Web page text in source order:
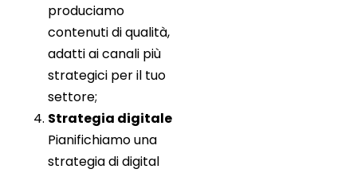
produciamo
contenuti di qualità,
adatti ai canali più
strategici per il tuo
settore;
Strategia digitale
Pianifichiamo una
strategia di digital